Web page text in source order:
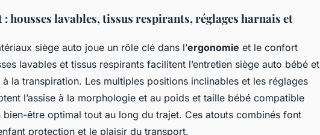
housses lavables, tissus respirants, réglages harnais et
siège auto joue un rôle clé dans l’ergonomie et le confort
lavables et tissus respirants facilitent l’entretien siège auto bébé et
à la transpiration. Les multiples positions inclinables et les réglages
l’assise à la morphologie et au poids et taille bébé compatible
bien-être optimal tout au long du trajet. Ces atouts combinés font
protection et le plaisir du transport.